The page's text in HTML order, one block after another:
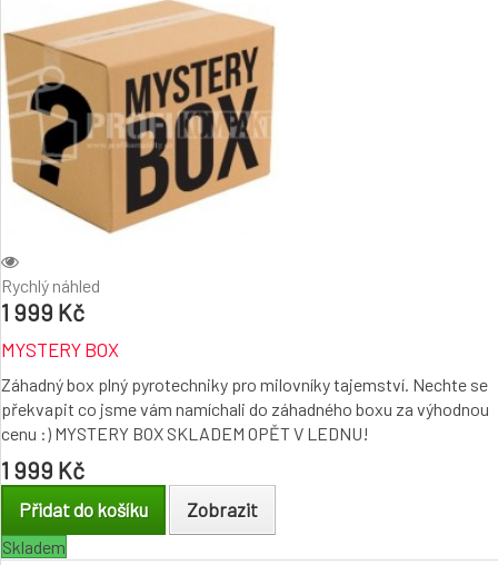
Rychlý náhled
1 999 Kč
MYSTERY BOX
Záhadný box plný pyrotechniky pro milovníky tajemství. Nechte se
překvapit co jsme vám namíchali do záhadného boxu za výhodnou
cenu :) MYSTERY BOX SKLADEM OPĚT V LEDNU!
1 999 Kč
Přidat do košíku Zobrazit
Skladem